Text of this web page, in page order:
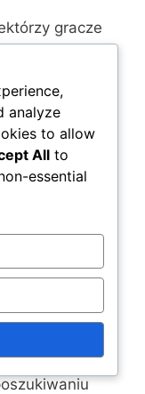
gracze
z realizacją
skargi
oraz
fora i media
te problemy
w
analyze
to allow
All to
essential